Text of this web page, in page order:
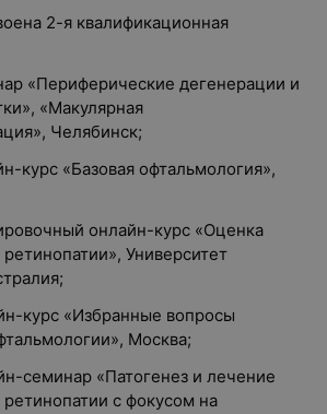
2-я квалификационная
«Периферические дегенерации и
«Макулярная
Челябинск;
курс «Базовая офтальмология»,
онлайн-курс «Оценка
Университет
курс «Избранные вопросы
Москва;
семинар «Патогенез и лечение
с фокусом на